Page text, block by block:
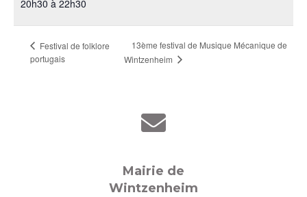
20h30 à 22h30
Festival de folklore
portugais
13ème festival de Musique Mécanique de
Wintzenheim
Mairie de
Wintzenheim